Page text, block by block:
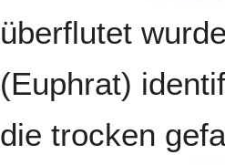
überflutet
(Euphrat)
die trocken